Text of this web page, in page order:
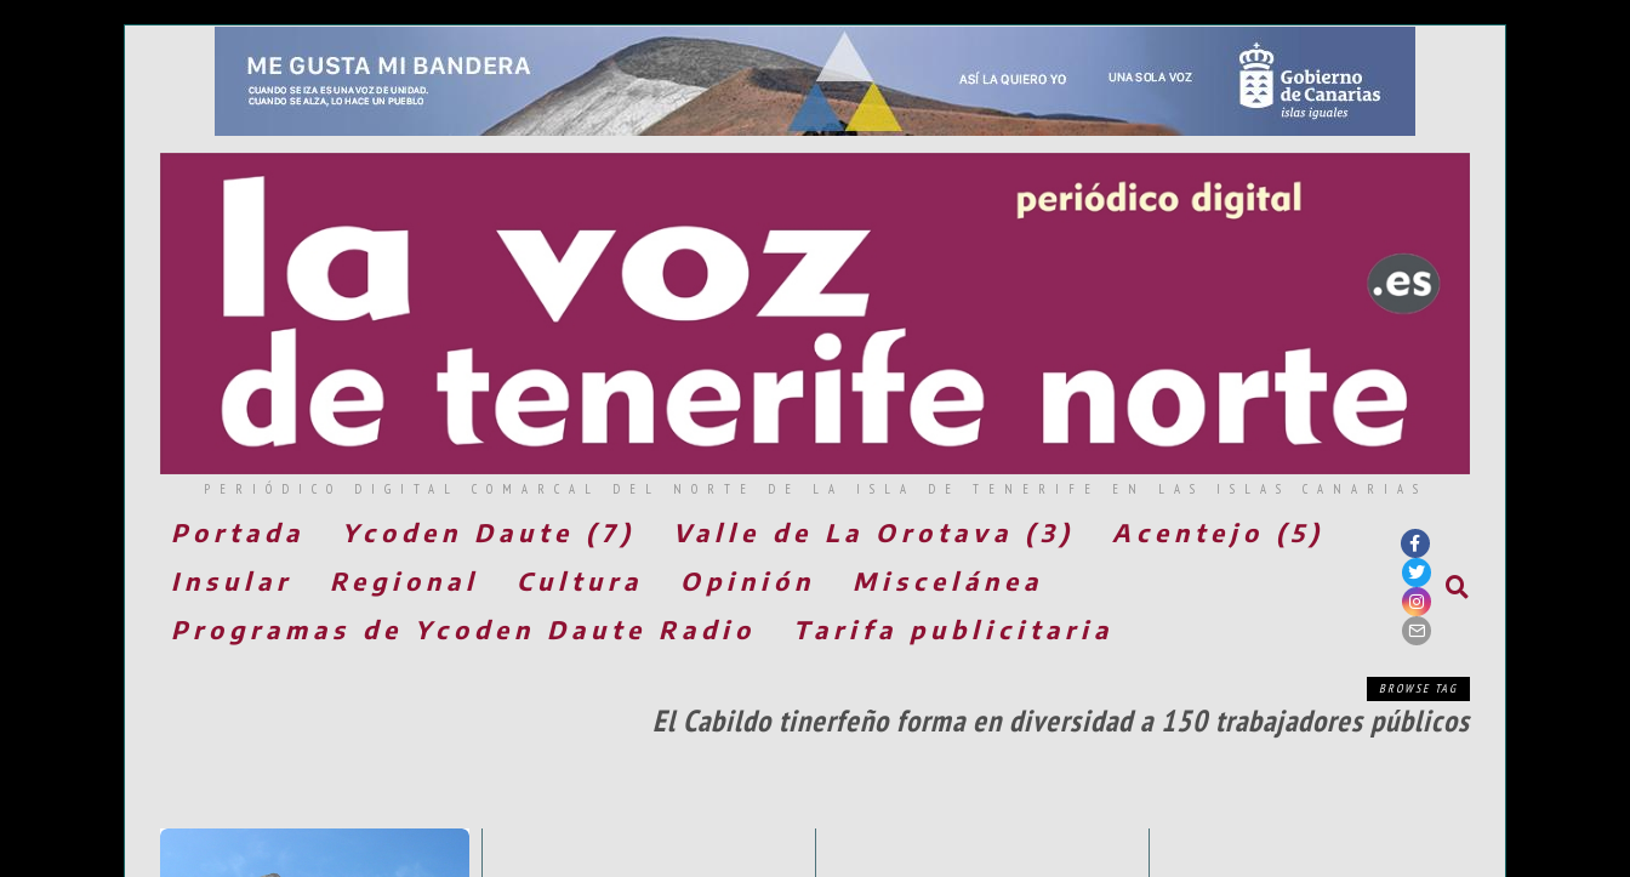
PERIÓDICO DIGITAL COMARCAL DEL NORTE DE LA ISLA DE TENERIFE EN LAS ISLAS CANARIAS
Portada Ycoden Daute (7) Valle de La Orotava (3)
Acentejo (5)
Insular
Regional Cultura Opinión
Miscelánea
Programas de Ycoden Daute Radio
Tarifa publicitaria
BROWSE TAG
El Cabildo tinerfeño forma en diversidad a 150 trabajadores públicos